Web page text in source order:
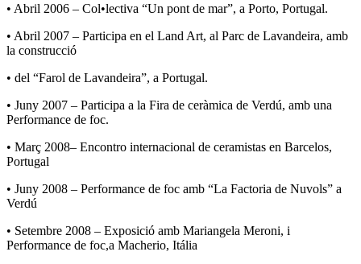
• Abril 2006 – Col•lectiva “Un pont de mar”, a Porto, Portugal.
• Abril 2007 – Participa en el Land Art, al Parc de Lavandeira, amb
la construcció
• del “Farol de Lavandeira”, a Portugal.
• Juny 2007 – Participa a la Fira de ceràmica de Verdú, amb una
Performance de foc.
• Març 2008– Encontro internacional de ceramistas en Barcelos,
Portugal
• Juny 2008 – Performance de foc amb “La Factoria de Nuvols” a
Verdú
• Setembre 2008 – Exposició amb Mariangela Meroni, i
Performance de foc,a Macherio, Itália